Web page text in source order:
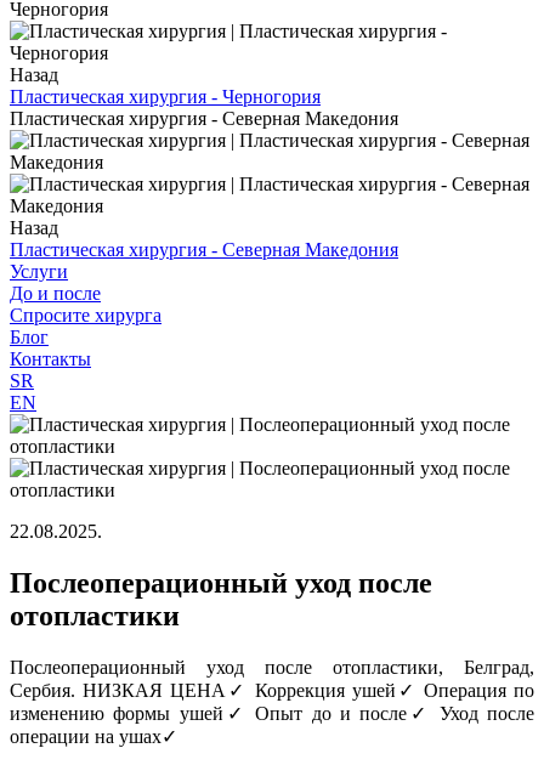
Назад
Пластическая хирургия - Черногория
Пластическая хирургия - Северная Македония
Назад
Пластическая хирургия - Северная Македония
Услуги
До и после
Спросите хирурга
Блог
Контакты
SR
EN
22.08.2025.
Послеоперационный уход после
отопластики
Послеоперационный уход после отопластики, Белград,
Сербия. НИЗКАЯ ЦЕНА✓ Коррекция ушей✓ Операция по
изменению формы ушей✓ Опыт до и после✓ Уход после
операции на ушах✓